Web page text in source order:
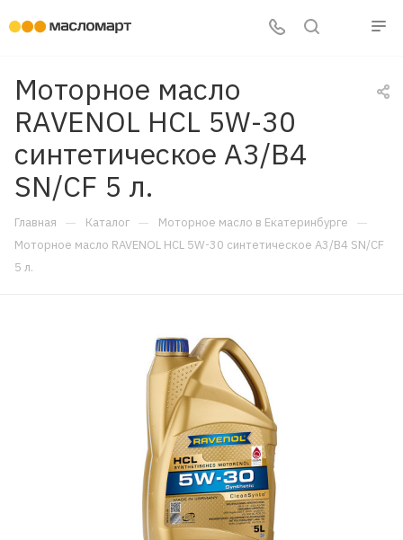
Моторное масло
RAVENOL HCL 5W-30
синтетическое A3/B4
SN/CF 5 л.
Главная — Каталог — Моторное масло в Екатеринбурге —
Моторное масло RAVENOL HCL 5W-30 синтетическое A3/B4 SN/CF
5 л.